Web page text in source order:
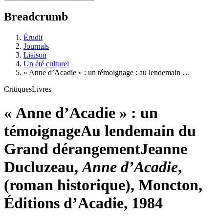
Breadcrumb
Érudit
Journals
Liaison
Un été culturel
« Anne d’Acadie » : un témoignage : au lendemain …
CritiquesLivres
« Anne d’Acadie » : un
témoignageAu lendemain du
Grand dérangementJeanne
Ducluzeau,Anne d’Acadie,
(roman historique), Moncton,
Éditions d’Acadie, 1984